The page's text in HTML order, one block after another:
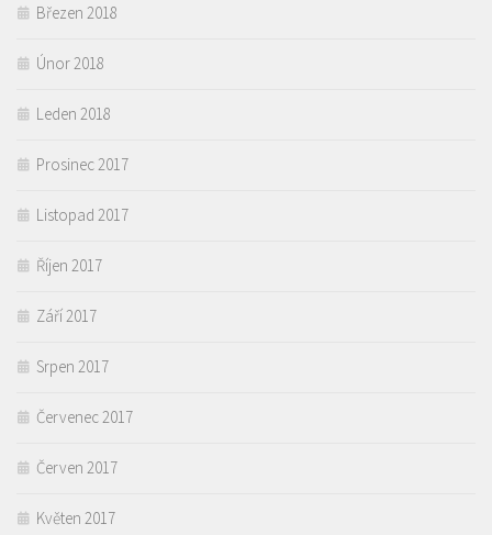
Březen 2018
Únor 2018
Leden 2018
Prosinec 2017
Listopad 2017
Říjen 2017
Září 2017
Srpen 2017
Červenec 2017
Červen 2017
Květen 2017